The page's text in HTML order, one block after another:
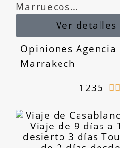
Marruecos…
Ver detalles
Opiniones Agencia
Marrakech
1235
 